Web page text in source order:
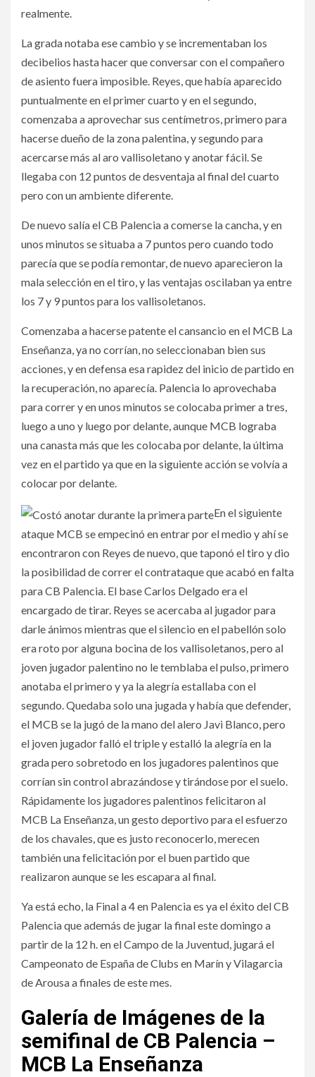
realmente.
La grada notaba ese cambio y se incrementaban los
decibelios hasta hacer que conversar con el compañero
de asiento fuera imposible. Reyes, que había aparecido
puntualmente en el primer cuarto y en el segundo,
comenzaba a aprovechar sus centímetros, primero para
hacerse dueño de la zona palentina, y segundo para
acercarse más al aro vallisoletano y anotar fácil. Se
llegaba con 12 puntos de desventaja al final del cuarto
pero con un ambiente diferente.
De nuevo salía el CB Palencia a comerse la cancha, y en
unos minutos se situaba a 7 puntos pero cuando todo
parecía que se podía remontar, de nuevo aparecieron la
mala selección en el tiro, y las ventajas oscilaban ya entre
los 7 y 9 puntos para los vallisoletanos.
Comenzaba a hacerse patente el cansancio en el MCB La
Enseñanza, ya no corrían, no seleccionaban bien sus
acciones, y en defensa esa rapidez del inicio de partido en
la recuperación, no aparecía. Palencia lo aprovechaba
para correr y en unos minutos se colocaba primer a tres,
luego a uno y luego por delante, aunque MCB lograba
una canasta más que les colocaba por delante, la última
vez en el partido ya que en la siguiente acción se volvía a
colocar por delante.
En el siguiente
ataque MCB se empecinó en entrar por el medio y ahí se
encontraron con Reyes de nuevo, que taponó el tiro y dio
la posibilidad de correr el contrataque que acabó en falta
para CB Palencia. El base Carlos Delgado era el
encargado de tirar. Reyes se acercaba al jugador para
darle ánimos mientras que el silencio en el pabellón solo
era roto por alguna bocina de los vallisoletanos, pero al
joven jugador palentino no le temblaba el pulso, primero
anotaba el primero y ya la alegría estallaba con el
segundo. Quedaba solo una jugada y había que defender,
el MCB se la jugó de la mano del alero Javi Blanco, pero
el joven jugador falló el triple y estalló la alegría en la
grada pero sobretodo en los jugadores palentinos que
corrían sin control abrazándose y tirándose por el suelo.
Rápidamente los jugadores palentinos felicitaron al
MCB La Enseñanza, un gesto deportivo para el esfuerzo
de los chavales, que es justo reconocerlo, merecen
también una felicitación por el buen partido que
realizaron aunque se les escapara al final.
Ya está echo, la Final a 4 en Palencia es ya el éxito del CB
Palencia que además de jugar la final este domingo a
partir de la 12 h. en el Campo de la Juventud, jugará el
Campeonato de España de Clubs en Marín y Vilagarcia
de Arousa a finales de este mes.
Galería de Imágenes de la
semifinal de CB Palencia –
MCB La Enseñanza